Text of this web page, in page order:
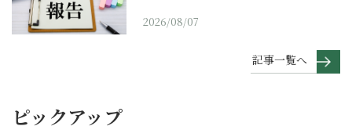
2026/08/07
記事一覧へ
ピックアップ